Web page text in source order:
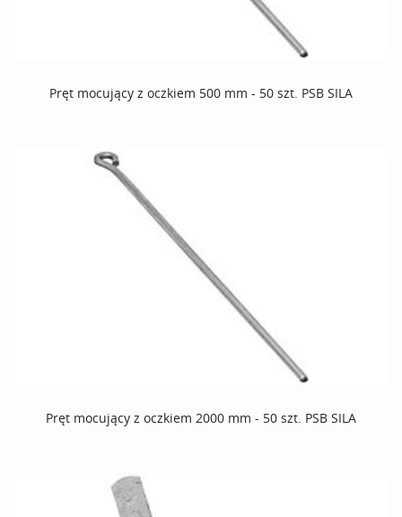
Pręt mocujący z oczkiem 500 mm - 50 szt. PSB SILA
Pręt mocujący z oczkiem 2000 mm - 50 szt. PSB SILA